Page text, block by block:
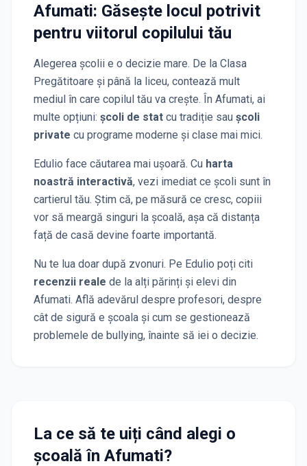
Afumati: Găsește locul potrivit
pentru viitorul copilului tău
Alegerea școlii e o decizie mare. De la Clasa
Pregătitoare și până la liceu, contează mult
mediul în care copilul tău va crește. În Afumati, ai
multe opțiuni: școli de stat cu tradiție sau școli
private cu programe moderne și clase mai mici.
Edulio face căutarea mai ușoară. Cu harta
noastră interactivă, vezi imediat ce școli sunt în
cartierul tău. Știm că, pe măsură ce cresc, copiii
vor să meargă singuri la școală, așa că distanța
față de casă devine foarte importantă.
Nu te lua doar după zvonuri. Pe Edulio poți citi
recenzii reale de la alți părinți și elevi din
Afumati. Află adevărul despre profesori, despre
cât de sigură e școala și cum se gestionează
problemele de bullying, înainte să iei o decizie.
La ce să te uiți când alegi o
școalăîn Afumati?